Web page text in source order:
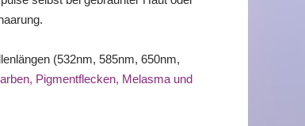
(532nm, 585nm, 650nm,
Pigmentflecken, Melasma und